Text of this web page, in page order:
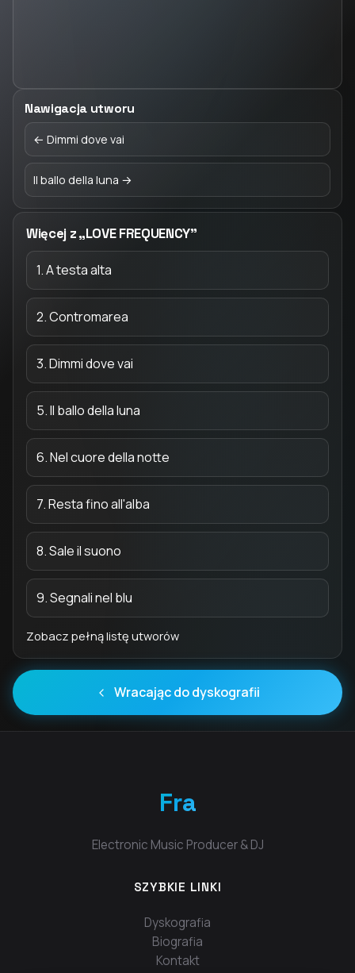
Nawigacja utworu
← Dimmi dove vai
Il ballo della luna →
Więcej z „LOVE FREQUENCY”
1. A testa alta
2. Contromarea
3. Dimmi dove vai
5. Il ballo della luna
6. Nel cuore della notte
7. Resta fino all'alba
8. Sale il suono
9. Segnali nel blu
Zobacz pełną listę utworów
Wracając do dyskografii
Fra
Electronic Music Producer & DJ
SZYBKIE LINKI
Dyskografia
Biografia
Kontakt